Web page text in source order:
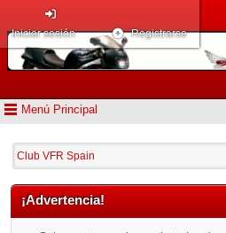
Menú Principal
Iniciar sesión Registrarse
Club VFR Spain
¡Advertencia!